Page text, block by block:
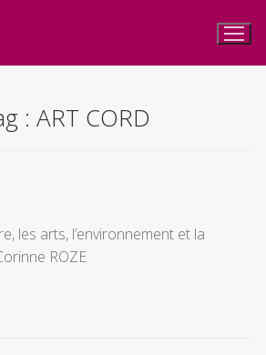
: ART CORD
les arts, l’environnement et la
ROZE